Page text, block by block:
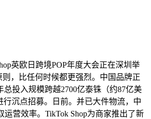
英欧日跨境POP年度大会正在深圳举
，比任何时候都更强烈。中国品牌正
投入规模跨越2700亿泰铢（约87亿美
沉点招募。日前。并已大件物流，中
营效率。TikTok Shop为商家推出了新